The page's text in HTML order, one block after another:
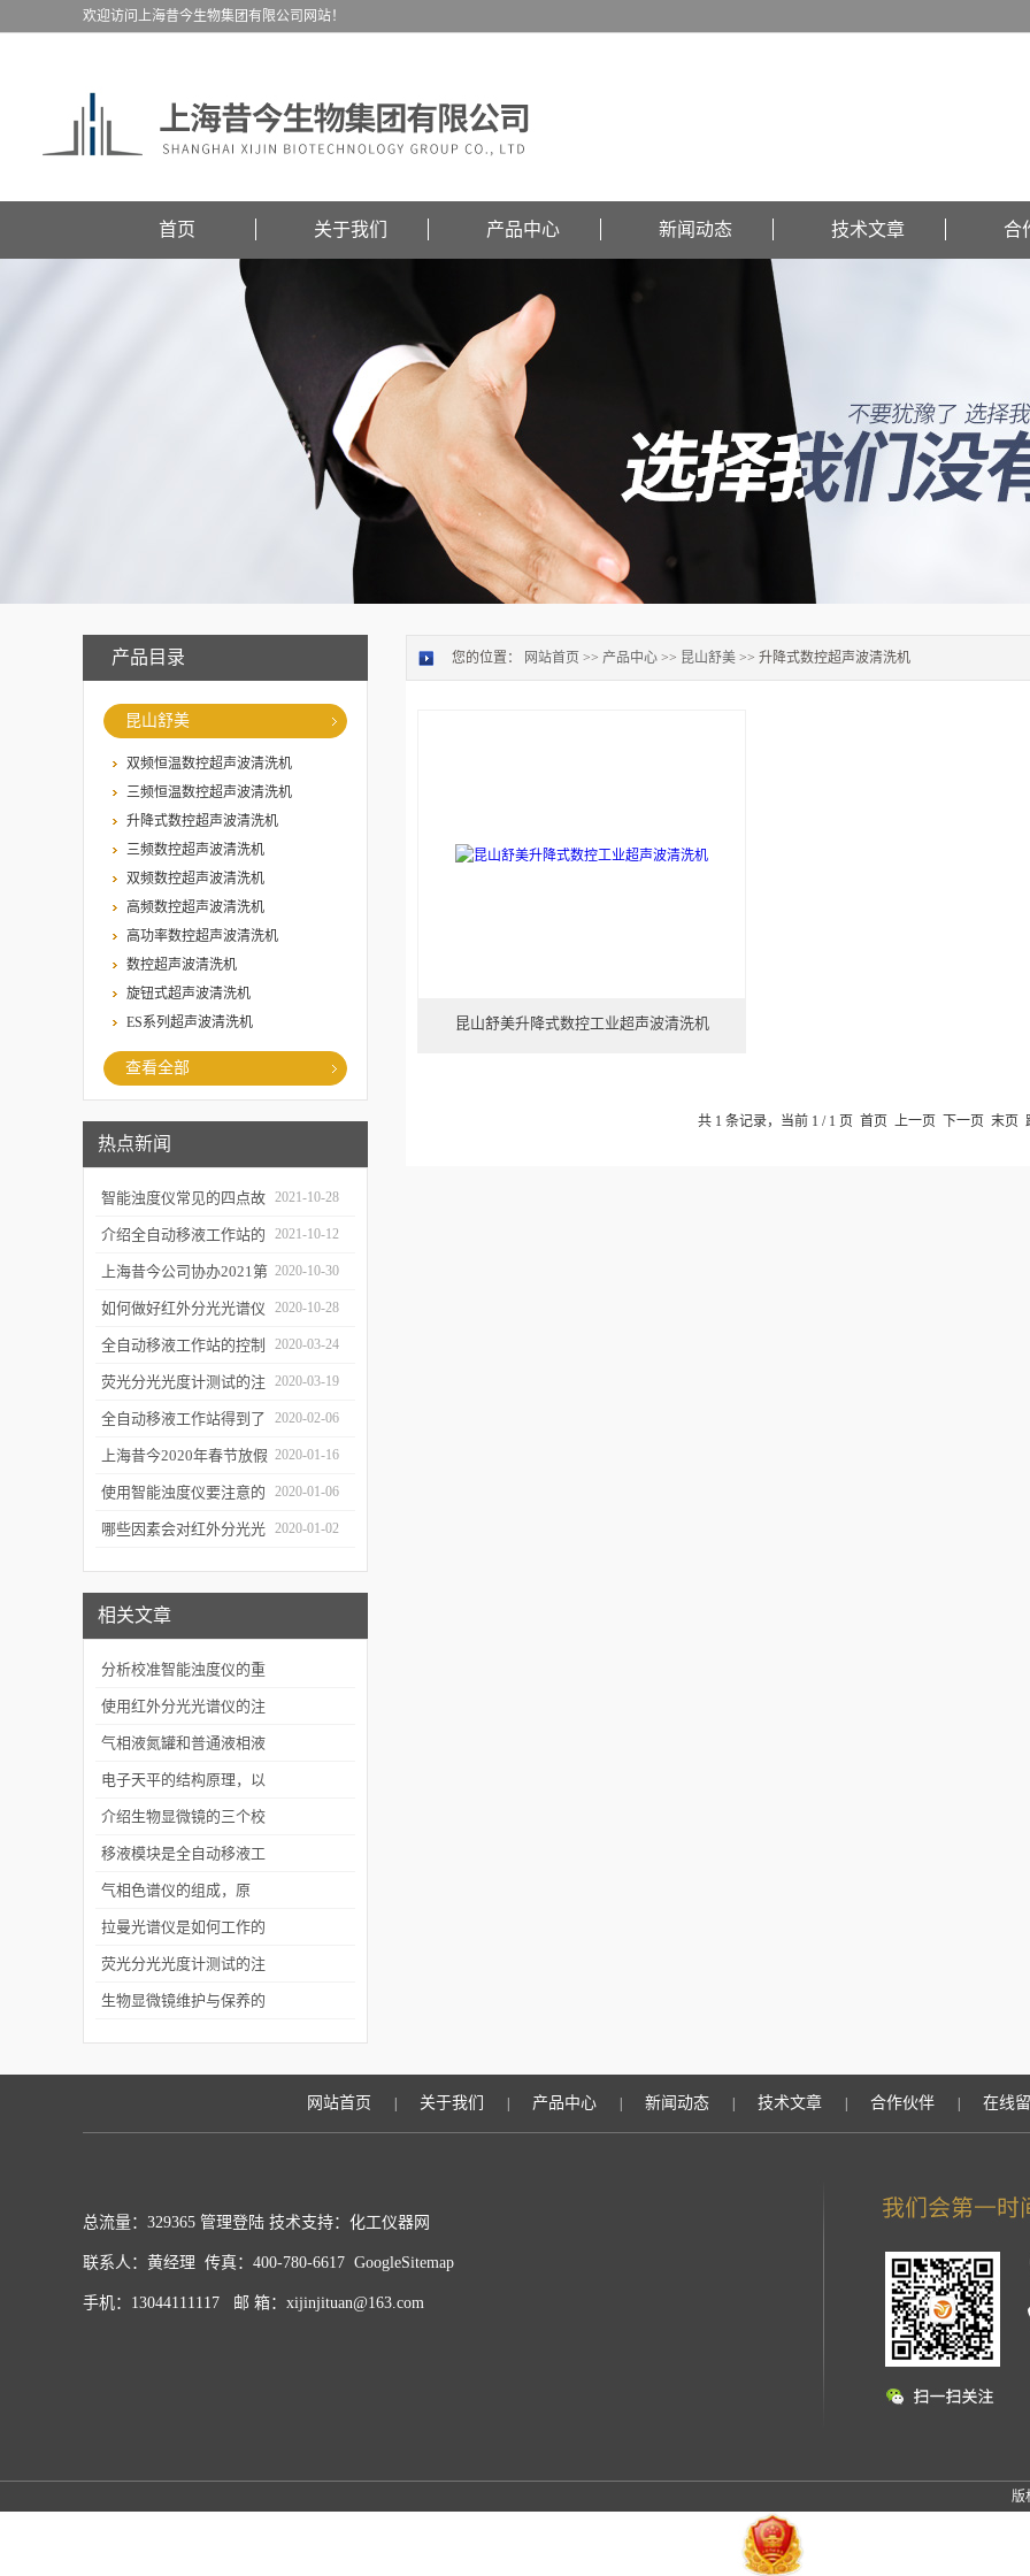
欢迎访问上海昔今生物集团有限公司网站！
首页 关于我们 产品中心 新闻动态 技术文章 合
产品目录
昆山舒美
双频恒温数控超声波清洗机
三频恒温数控超声波清洗机
升降式数控超声波清洗机
三频数控超声波清洗机
双频数控超声波清洗机
高频数控超声波清洗机
高功率数控超声波清洗机
数控超声波清洗机
旋钮式超声波清洗机
ES系列超声波清洗机
查看全部
热点新闻
智能浊度仪常见的四点故
障
2021-10-28
介绍全自动移液工作站的
三种移液方式
2021-10-12
上海昔今公司协办2021第
二届上海沪助科研圈发展
年会
2020-10-30
如何做好红外分光光谱仪
的防潮工作
2020-10-28
全自动移液工作站的控制
软件有哪些特点
2020-03-24
荧光分光光度计测试的注
意事项有哪些
2020-03-19
全自动移液工作站得到了
广泛的应用
2020-02-06
上海昔今2020年春节放假
通知
2020-01-16
使用智能浊度仪要注意的
几个要点
2020-01-06
哪些因素会对红外分光光 2020-01-02
相关文章
分析校准智能浊度仪的重
要性
使用红外分光光谱仪的注
意事项有哪些
气相液氮罐和普通液相液
氮罐相比有哪些区别
电子天平的结构原理，以
及使用说明，简单的故障
解决方案
介绍生物显微镜的三个校
准方法
移液模块是全自动移液工
作站的核心
气相色谱仪的组成，原
理，发展以及应用
拉曼光谱仪是如何工作的
你知道吗？
荧光分光光度计测试的注
意事项有哪些
生物显微镜维护与保养的
您的位置： 网站首页 >> 产品中心 >> 昆山舒美 >> 升降式数控超声波清洗机
昆山舒美升降式数控工业超声波清洗机
共 1 条记录，当前 1 / 1 页 首页 上一页 下一页 末页
网站首页 关于我们 产品中心 新闻动态 技术文章 合作伙伴 在线
总流量：329365 管理登陆 技术支持：化工仪器网
联系人：黄经理 传真：400-780-6617 GoogleSitemap
手机：13044111117 邮 箱：xijinjituan@163.com
版